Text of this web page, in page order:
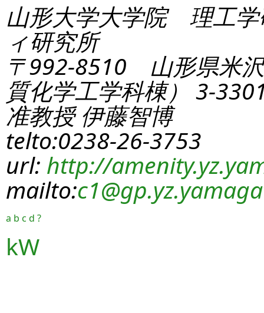
山形大学大学院 理工学
ィ研究所
〒992-8510 山形県米
質化学工学科棟） 3-
准教授 伊藤智博
telto:0238-26-3753
url: http://
mailto:c1
a b c d ?
kW